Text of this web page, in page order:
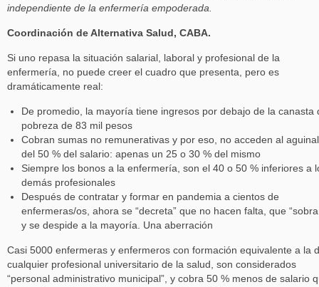
independiente de la enfermería empoderada.
Coordinación de Alternativa Salud, CABA.
Si uno repasa la situación salarial, laboral y profesional de la
enfermería, no puede creer el cuadro que presenta, pero es
dramáticamente real:
De promedio, la mayoría tiene ingresos por debajo de la canasta
pobreza de 83 mil pesos
Cobran sumas no remunerativas y por eso, no acceden al
del 50 % del salario: apenas un 25 o 30 % del mismo
Siempre los bonos a la enfermería, son el 40 o 50 % inferiores a
demás profesionales
Después de contratar y formar en pandemia a cientos de
enfermeras/os, ahora se “decreta” que no hacen falta, que
y se despide a la mayoría. Una aberración
Casi 5000 enfermeras y enfermeros con formación equivalente a la
cualquier profesional universitario de la salud, son considerados
“personal administrativo municipal”, y cobra 50 % menos de salario